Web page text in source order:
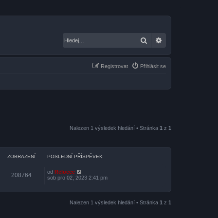
Hledat
Přihlásit se
Registrovat
Nalezen 1 výsledek hledání • Stránka 1 z 1
ZOBRAZENÍ POSLEDNÍ PŘÍSPĚVEK
208764 od Reloecc
sob pro 02, 2023 2:41 pm
Nalezen 1 výsledek hledání • Stránka 1 z 1